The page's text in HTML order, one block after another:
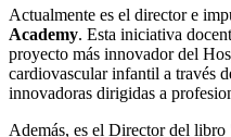
Actualmente es el director e
Academy. Esta iniciativa
proyecto más innovador del
cardiovascular infantil a través
innovadoras dirigidas a
Además, es el Director del